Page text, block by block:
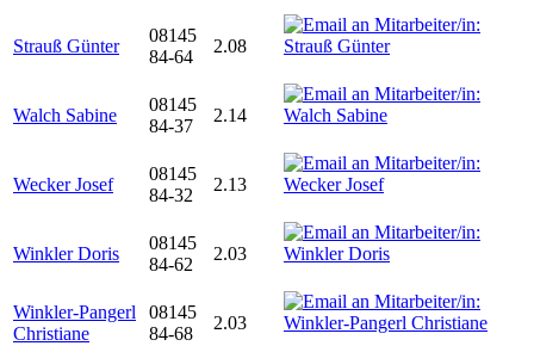
Strauß Günter
08145
84-64
2.08
Walch Sabine
08145
84-37
2.14
Wecker Josef
08145
84-32
2.13
Winkler Doris
08145
84-62
2.03
Winkler-Pangerl
Christiane
08145
84-68
2.03